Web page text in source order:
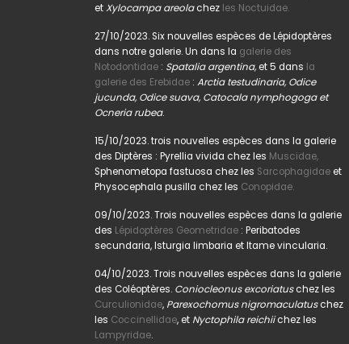
etXylocampa areolachez les Noctuidae.
27/10/2023. Six nouvelles espèces de Lépidoptères
dans notre galerie. Un dans la galerie des
Notodontidae : Spatalia argentina,et 5 dans la
galerie des Erebidae : Arctia testudinaria, Odice
jucunda, Odice suava, Catocala nymphogoga et
Ocneria rubea.
15/10/2023. trois nouvelles espèces dans la galerie
des Diptères : Pyrellia vivida chez les Muscidae,
Sphenometopa fastuosa chez les Sarcophagidaeet
Physocephala pusilla chez les Conopidae.
09/10/2023. Trois nouvelles espèces dans la galerie
des Lépidoptères Geometridae : Peribatodes
secundaria, Isturgia limbaria et Itame vincularia.
04/10/2023. Trois nouvelles espèces dans la galerie
des Coléoptères. Coniocleonus excoriatuschez les
Curculionidae, Parexochomus nigromaculatuschez
les Coccinellidae, et Nyctophila reichiichez les
Lampyridae.